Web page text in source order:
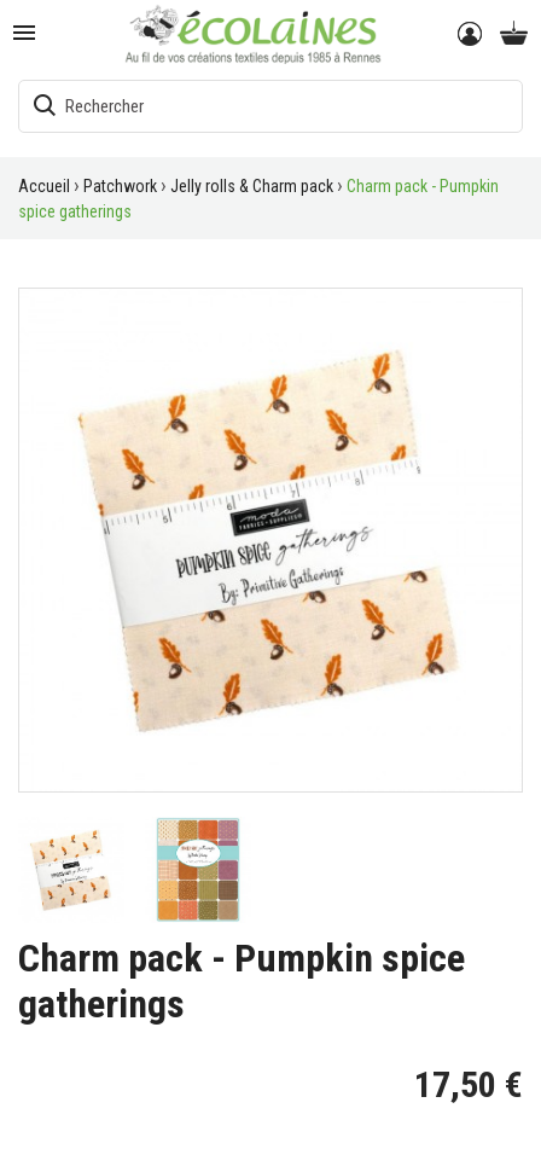

Accueil Patchwork Jelly rolls & Charm pack
Charm pack - Pumpkin
spice gatherings
Charm pack - Pumpkin spice
gatherings
17,50 €